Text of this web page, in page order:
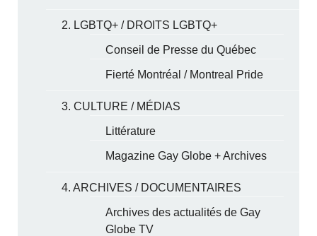
2. LGBTQ+ / DROITS LGBTQ+
Conseil de Presse du Québec
Fierté Montréal / Montreal Pride
3. CULTURE / MÉDIAS
Littérature
Magazine Gay Globe + Archives
4. ARCHIVES / DOCUMENTAIRES
Archives des actualités de Gay
Globe TV